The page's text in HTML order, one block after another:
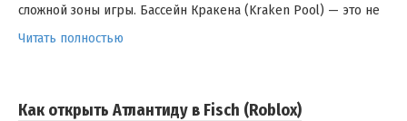
сложной зоны игры. Бассейн Кракена (Kraken Pool) — это не
Читать полностью
Как открыть Атлантиду в Fisch (Roblox)